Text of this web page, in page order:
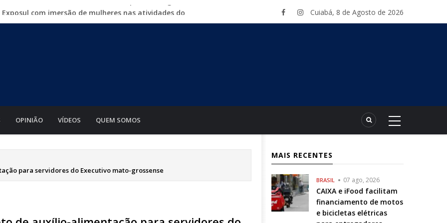
com imersão de mulheres nas atividades do
crimes digitais contra menores
de motos e bicicletas elétricas para entregadores
Cuiabá, 8 de Agosto de 2026
OPINIÃO VÍDEOS QUEM SOMOS
para servidores do Executivo mato-grossense
MAIS RECENTES
BRASIL 07 ago, 2026
CAIXA e iFood facilitam
financiamento de motos
e bicicletas elétricas